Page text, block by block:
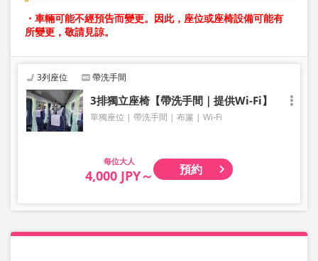
・車輛可能不經預告而變更。因此，座位或座椅設備可能有
所變更，敬請見諒。
3列座位 帶洗手間
3排獨立座椅【帶洗手間｜提供Wi-Fi】
單獨座位 帶洗手間 布簾 Wi-Fi
大人
4,000 JPY～ 預約